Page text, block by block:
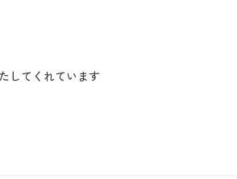
してくれています